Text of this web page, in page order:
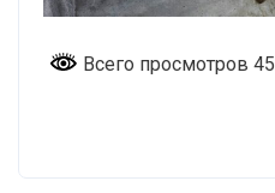
Всего просмотров 45